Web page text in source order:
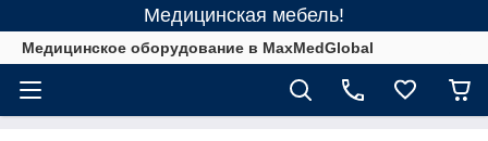
Медицинская мебель!
Медицинское оборудование в MaxMedGlobal